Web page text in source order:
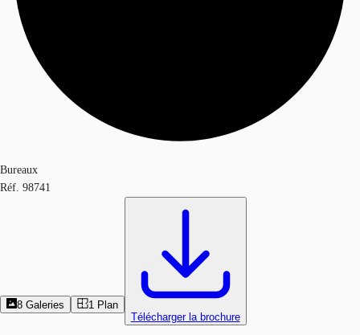
Bureaux
Réf. 98741
8 Galeries 1 Plan
Télécharger la brochure